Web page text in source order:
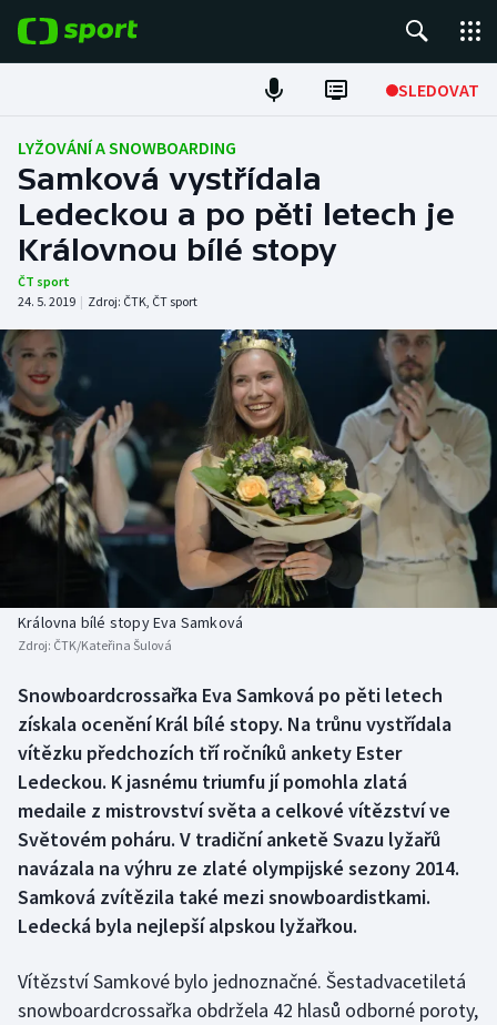
SLEDOVAT
Fotbal
Hokej
Tenis
Atletika
Cyklistika
DALŠÍ SPORTY
Americký fotbal
Baseball a softbal
Basketbal
Biatlon
Box
Curling
Dostihy
Florbal
Futsal
Golf
NEPŘEHLÉDNĚTE
Soutěže
Historické návraty
Aplikace ČT sport
LYŽOVÁNÍ A SNOWBOARDING
Samková vystřídala
Ledeckou a po pěti letech je
Královnou bílé stopy
ČT sport
24. 5. 2019 | Zdroj: ČTK, ČT sport
Královna bílé stopy Eva Samková
Zdroj: ČTK/Kateřina Šulová
Snowboardcrossařka Eva Samková po pěti letech
získala ocenění Král bílé stopy. Na trůnu vystřídala
vítězku předchozích tří ročníků ankety Ester
Ledeckou. K jasnému triumfu jí pomohla zlatá
medaile z mistrovství světa a celkové vítězství ve
Světovém poháru. V tradiční anketě Svazu lyžařů
navázala na výhru ze zlaté olympijské sezony 2014.
Samková zvítězila také mezi snowboardistkami.
Ledecká byla nejlepší alpskou lyžařkou.
Vítězství Samkové bylo jednoznačné. Šestadvacetiletá
snowboardcrossařka obdržela 42 hlasů odborné poroty,